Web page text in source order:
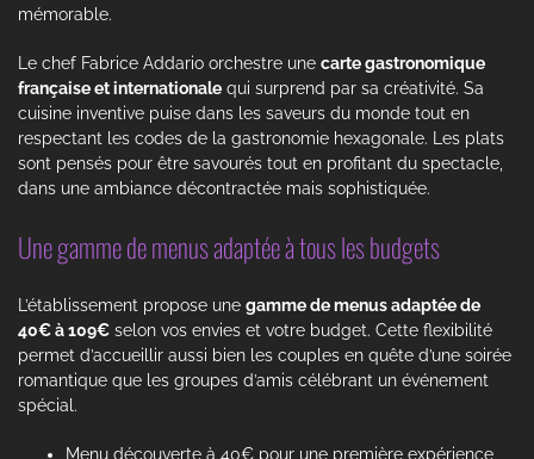
mémorable.
Le chef Fabrice Addario orchestre une carte gastronomique
française et internationale qui surprend par sa créativité. Sa
cuisine inventive puise dans les saveurs du monde tout en
respectant les codes de la gastronomie hexagonale. Les plats
sont pensés pour être savourés tout en profitant du spectacle,
dans une ambiance décontractée mais sophistiquée.
Une gamme de menus adaptée à tous les budgets
L’établissement propose une gamme de menus adaptée de
40€ à 109€ selon vos envies et votre budget. Cette flexibilité
permet d’accueillir aussi bien les couples en quête d’une soirée
romantique que les groupes d’amis célébrant un événement
spécial.
Menu découverte à 40€ pour une première expérience